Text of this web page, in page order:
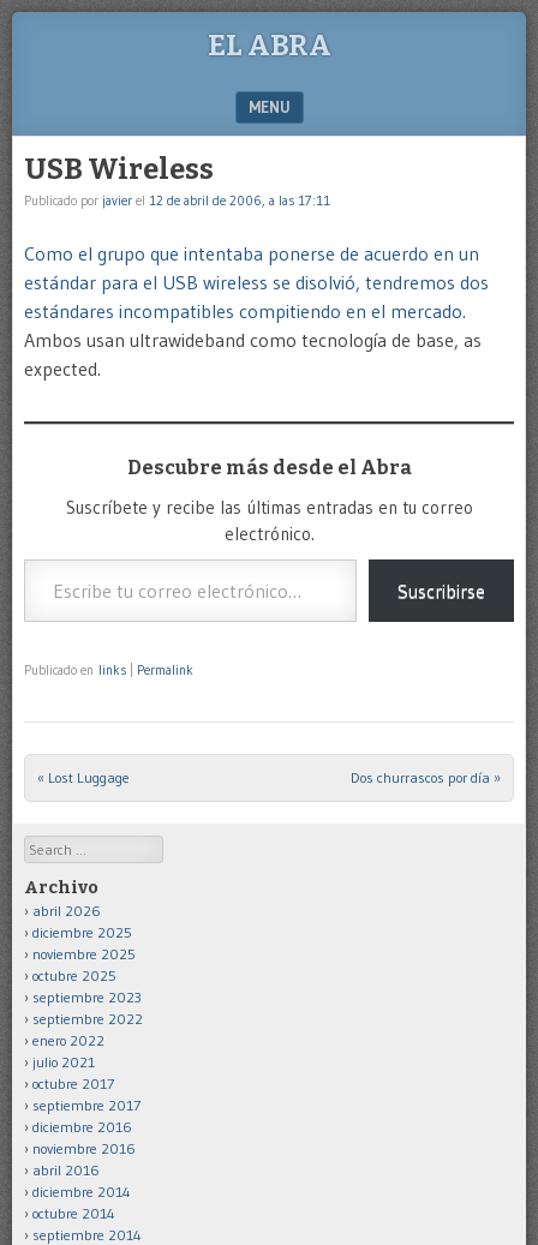
EL ABRA
MENU
USB Wireless
Publicado por javier el 12 de abril de 2006, a las 17:11
Como el grupo que intentaba ponerse de acuerdo en un
estándar para el USB wireless se disolvió, tendremos dos
estándares incompatibles compitiendo en el mercado.
Ambos usan ultrawideband como tecnología de base, as
expected.
Descubre más desde el Abra
Suscríbete y recibe las últimas entradas en tu correo
electrónico.
Escribe tu correo electrónico…
Suscribirse
Publicado en links Permalink
Post navigation
« Lost Luggage Dos churrascos por día »
Search
Archivo
abril 2026
diciembre 2025
noviembre 2025
octubre 2025
septiembre 2023
septiembre 2022
enero 2022
julio 2021
octubre 2017
septiembre 2017
diciembre 2016
noviembre 2016
abril 2016
diciembre 2014
octubre 2014
septiembre 2014